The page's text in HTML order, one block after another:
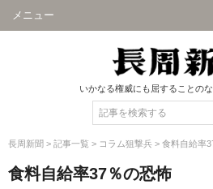
メニュー
いかなる権威にも屈することの
長周新聞 > 記事一覧 > コラム狙撃兵 > 食料自給率
食料自給率37％の恐怖